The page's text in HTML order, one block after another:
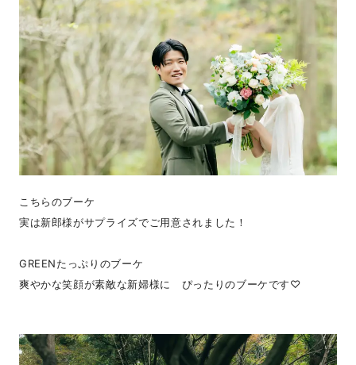
こちらのブーケ
実は新郎様がサプライズでご用意されました！
GREENたっぷりのブーケ
爽やかな笑顔が素敵な新婦様に ぴったりのブーケです♡